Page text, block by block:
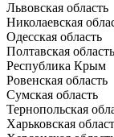
Львовская область
Николаевская
Одесская область
Полтавская область
Республика Крым
Ровенская область
Сумская область
Тернопольская
Харьковская